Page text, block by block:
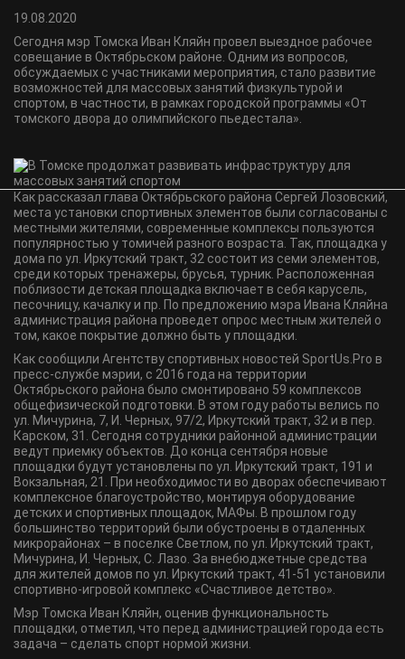
19.08.2020
Сегодня мэр Томска Иван Кляйн провел выездное рабочее
совещание в Октябрьском районе. Одним из вопросов,
обсуждаемых с участниками мероприятия, стало развитие
возможностей для массовых занятий физкультурой и
спортом, в частности, в рамках городской программы «От
томского двора до олимпийского пьедестала».
Как рассказал глава Октябрьского района Сергей Лозовский,
места установки спортивных элементов были согласованы с
местными жителями, современные комплексы пользуются
популярностью у томичей разного возраста. Так, площадка у
дома по ул. Иркутский тракт, 32 состоит из семи элементов,
среди которых тренажеры, брусья, турник. Расположенная
поблизости детская площадка включает в себя карусель,
песочницу, качалку и пр. По предложению мэра Ивана Кляйна
администрация района проведет опрос местным жителей о
том, какое покрытие должно быть у площадки.
Как сообщили Агентству спортивных новостей SportUs.Pro в
пресс-службе мэрии, с 2016 года на территории
Октябрьского района было смонтировано 59 комплексов
общефизической подготовки. В этом году работы велись по
ул. Мичурина, 7, И. Черных, 97/2, Иркутский тракт, 32 и в пер.
Карском, 31. Сегодня сотрудники районной администрации
ведут приемку объектов. До конца сентября новые
площадки будут установлены по ул. Иркутский тракт, 191 и
Вокзальная, 21. При необходимости во дворах обеспечивают
комплексное благоустройство, монтируя оборудование
детских и спортивных площадок, МАФы. В прошлом году
большинство территорий были обустроены в отдаленных
микрорайонах – в поселке Светлом, по ул. Иркутский тракт,
Мичурина, И. Черных, С. Лазо. За внебюджетные средства
для жителей домов по ул. Иркутский тракт, 41-51 установили
спортивно-игровой комплекс «Счастливое детство».
Мэр Томска Иван Кляйн, оценив функциональность
площадки, отметил, что перед администрацией города есть
задача – сделать спорт нормой жизни.